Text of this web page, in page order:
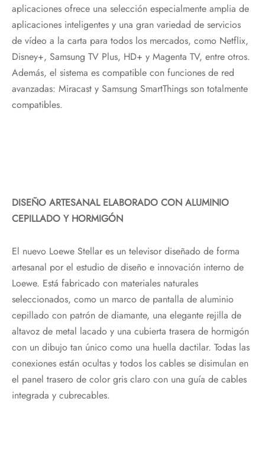
aplicaciones ofrece una selección especialmente amplia de
aplicaciones inteligentes y una gran variedad de servicios
de vídeo a la carta para todos los mercados, como Netflix,
Disney+, Samsung TV Plus, HD+ y Magenta TV, entre otros.
Además, el sistema es compatible con funciones de red
avanzadas: Miracast y Samsung SmartThings son totalmente
compatibles.
DISEÑO ARTESANAL ELABORADO CON ALUMINIO
CEPILLADO Y HORMIGÓN
El nuevo Loewe Stellar es un televisor diseñado de forma
artesanal por el estudio de diseño e innovación interno de
Loewe. Está fabricado con materiales naturales
seleccionados, como un marco de pantalla de aluminio
cepillado con patrón de diamante, una elegante rejilla de
altavoz de metal lacado y una cubierta trasera de hormigón
con un dibujo tan único como una huella dactilar. Todas las
conexiones están ocultas y todos los cables se disimulan en
el panel trasero de color gris claro con una guía de cables
integrada y cubrecables.